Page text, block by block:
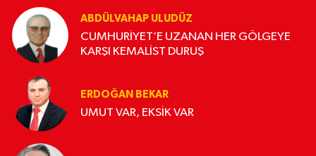
ABDÜLVAHAP ULUDÜZ
CUMHURİYET’E UZANAN HER GÖLGEYE
KARŞI KEMALİST DURUŞ
ERDOĞAN BEKAR
UMUT VAR, EKSİK VAR